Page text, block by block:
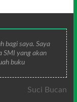
bagi saya. Saya
SMI yang akan
buku
Suci Bucan